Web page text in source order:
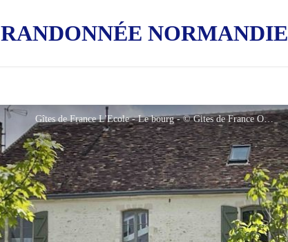
RANDONNÉE NORMANDIE
Gîtes de France L'Ecole - Le bourg - © Gites de France Orne